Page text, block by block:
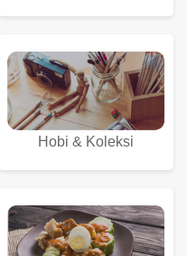
Hobi & Koleksi